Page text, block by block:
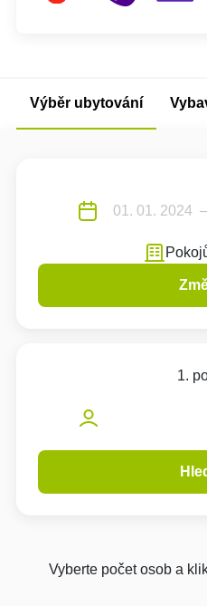
Výběr ubytování
1.
Vyberte počet osob a